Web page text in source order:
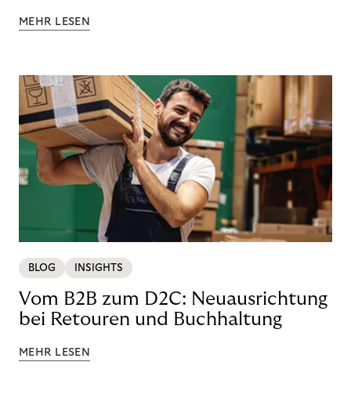
MEHR LESEN
BLOG INSIGHTS
Vom B2B zum D2C: Neuausrichtung
bei Retouren und Buchhaltung
MEHR LESEN